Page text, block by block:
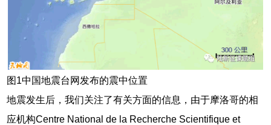
图1中国地震台网发布的震中位置
地震发生后，我们关注了有关方面的信息，由于摩洛哥的相
应机构Centre National de la Recherche Scientifique et